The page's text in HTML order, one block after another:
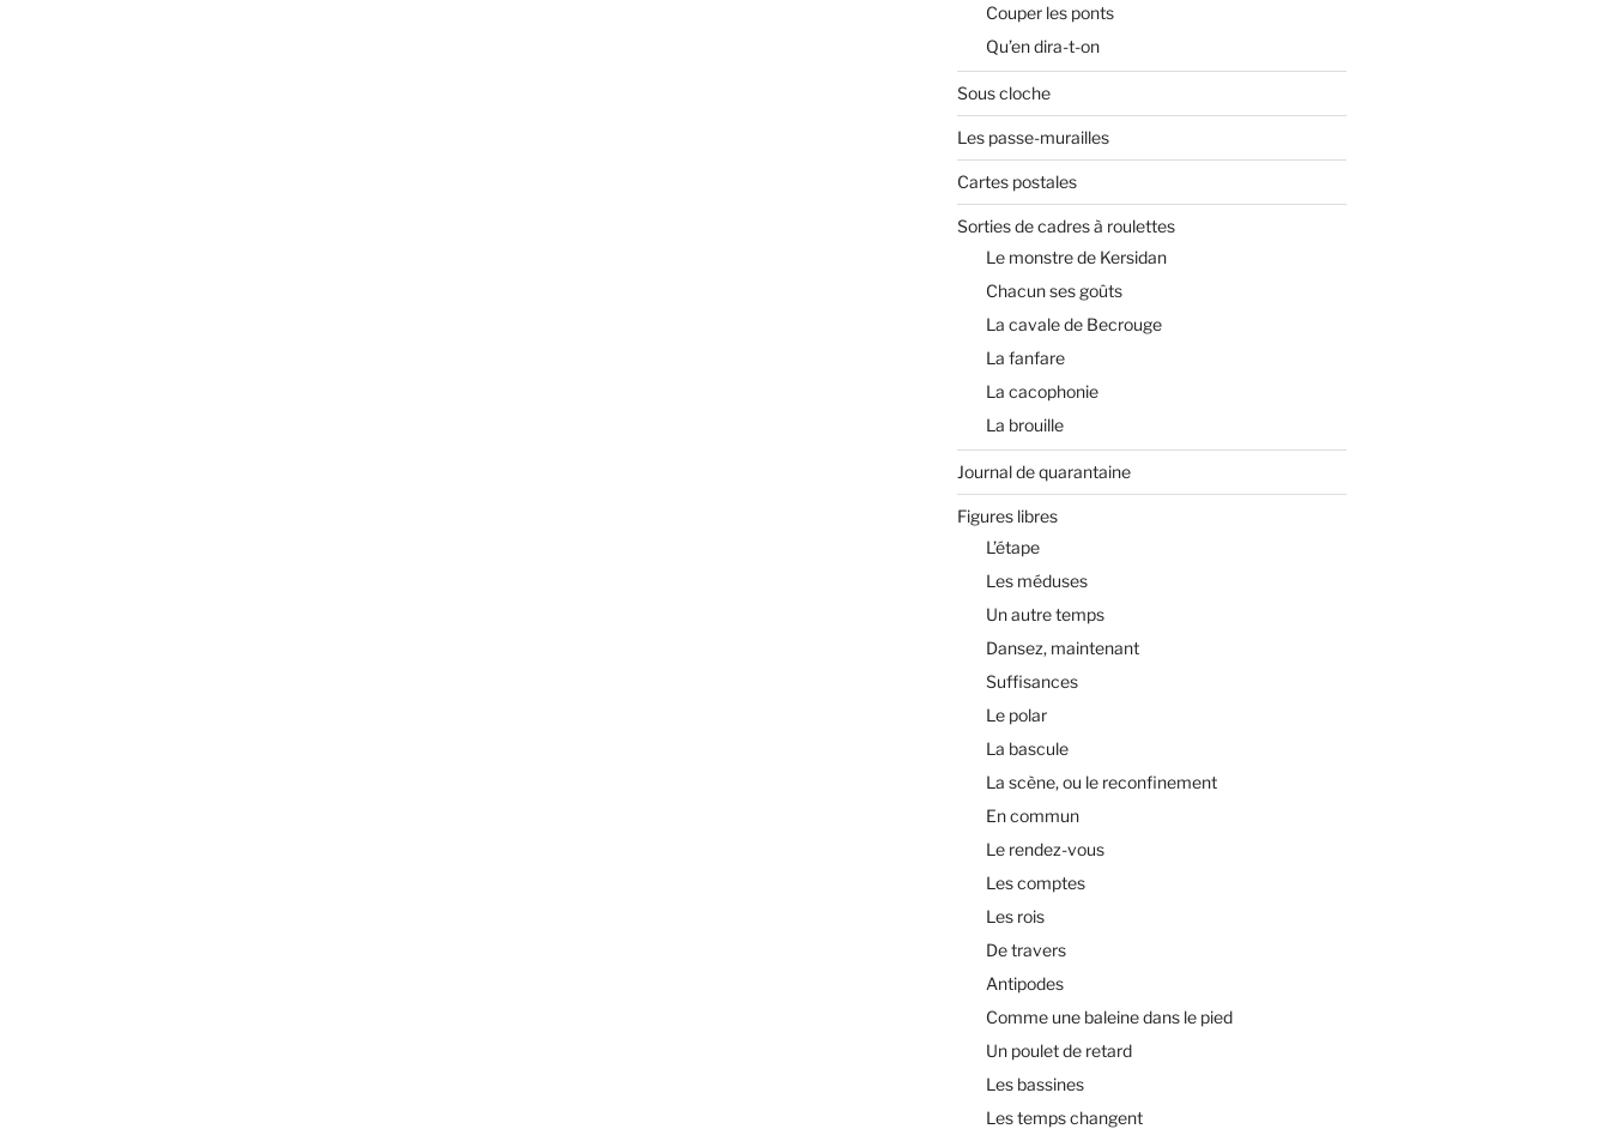
Couper les ponts
Qu’en dira-t-on
Sous cloche
Les passe-murailles
Cartes postales
Sorties de cadres à roulettes
Le monstre de Kersidan
Chacun ses goûts
La cavale de Becrouge
La fanfare
La cacophonie
La brouille
Journal de quarantaine
Figures libres
L’étape
Les méduses
Un autre temps
Dansez, maintenant
Suffisances
Le polar
La bascule
La scène, ou le reconfinement
En commun
Le rendez-vous
Les comptes
Les rois
De travers
Antipodes
Comme une baleine dans le pied
Un poulet de retard
Les bassines
Les temps changent